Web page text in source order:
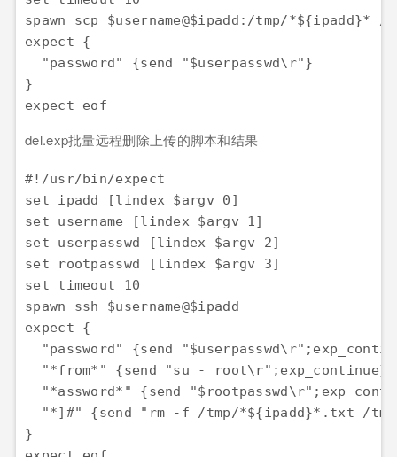
spawn scp $username@$ipadd:/tmp/*${ipadd}* /
expect {
"password" {send "$userpasswd\r"}
}
expect eof
del.exp批量远程删除上传的脚本和结果
#!/usr/bin/expect
set ipadd [lindex $argv 0]
set username [lindex $argv 1]
set userpasswd [lindex $argv 2]
set rootpasswd [lindex $argv 3]
set timeout 10
spawn ssh $username@$ipadd
expect {
"password" {send
"*from*" {send "su - root\r";exp_continue}
"*assword*" {send
"*]#" {send "rm -f /tmp/*${ipadd}*.txt /
}